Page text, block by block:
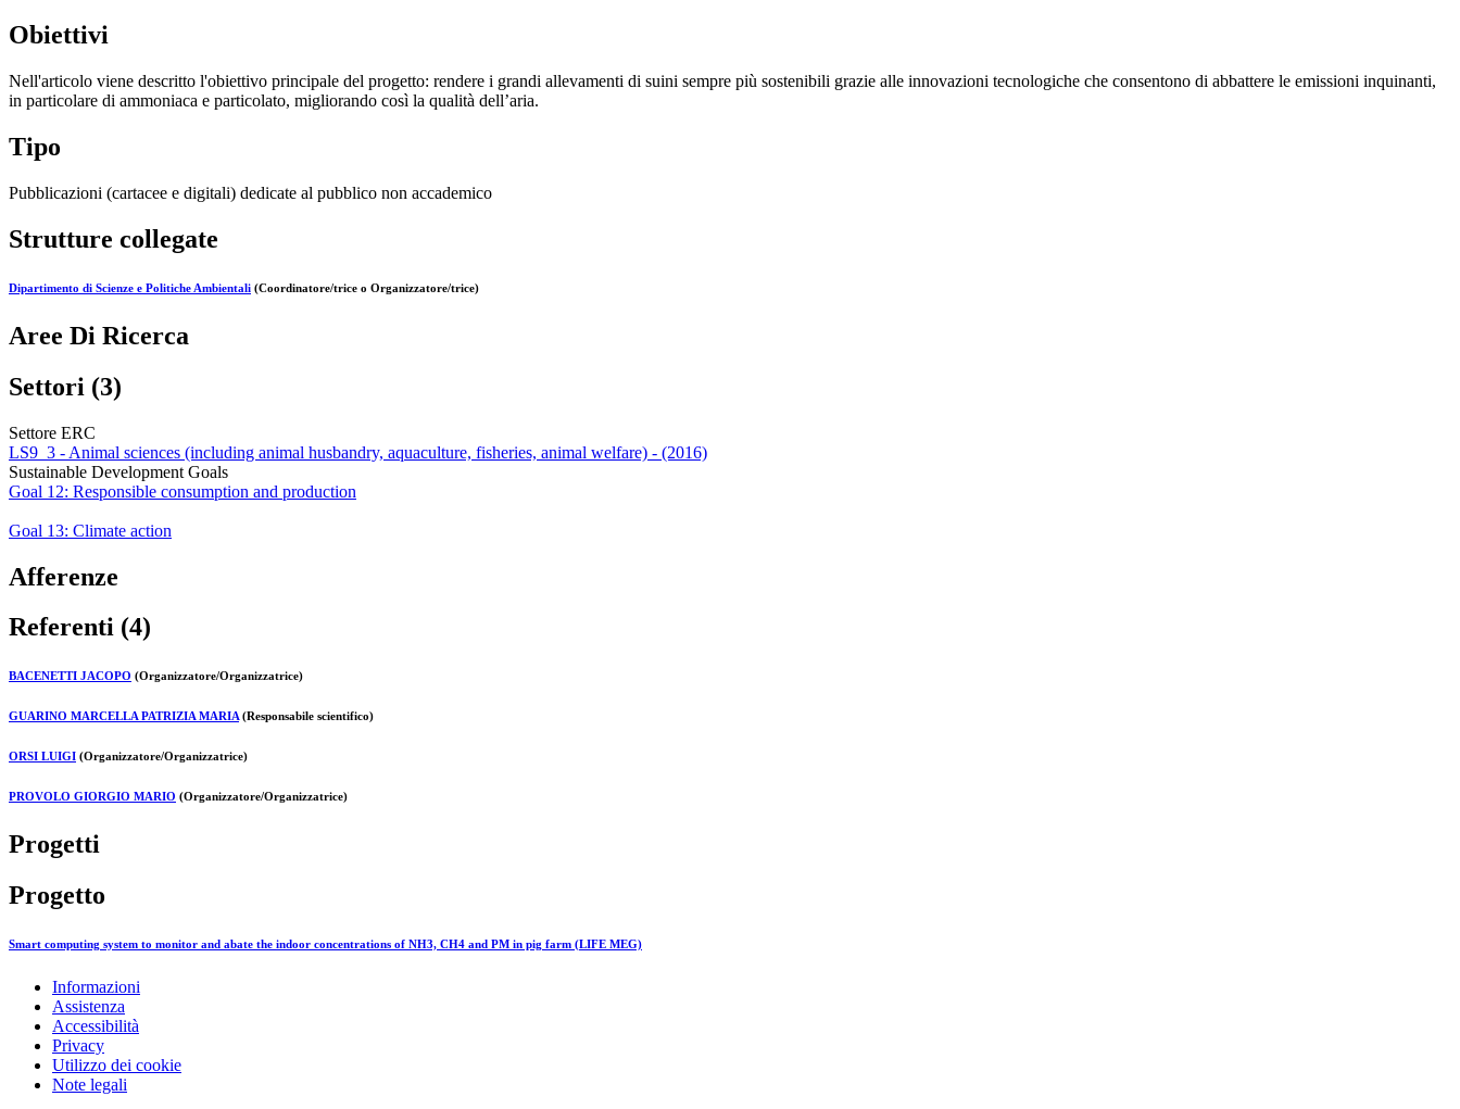
Obiettivi
Nell'articolo viene descritto l'obiettivo principale del progetto: rendere i grandi allevamenti di suini sempre più sostenibili grazie alle innovazioni tecnologiche che consentono di abbattere le emissioni inquinanti,
in particolare di ammoniaca e particolato, migliorando così la qualità dell’aria.
Tipo
Pubblicazioni (cartacee e digitali) dedicate al pubblico non accademico
Strutture collegate
Dipartimento di Scienze e Politiche Ambientali (Coordinatore/trice o Organizzatore/trice)
Aree Di Ricerca
Settori (3)
Settore ERC
LS9_3 - Animal sciences (including animal husbandry, aquaculture, fisheries, animal welfare) - (2016)
Sustainable Development Goals
Goal 12: Responsible consumption and production
Goal 13: Climate action
Afferenze
Referenti (4)
BACENETTI JACOPO (Organizzatore/Organizzatrice)
GUARINO MARCELLA PATRIZIA MARIA (Responsabile scientifico)
ORSI LUIGI (Organizzatore/Organizzatrice)
PROVOLO GIORGIO MARIO (Organizzatore/Organizzatrice)
Progetti
Progetto
Smart computing system to monitor and abate the indoor concentrations of NH3, CH4 and PM in pig farm (LIFE MEG)
Informazioni
Assistenza
Accessibilità
Privacy
Utilizzo dei cookie
Note legali